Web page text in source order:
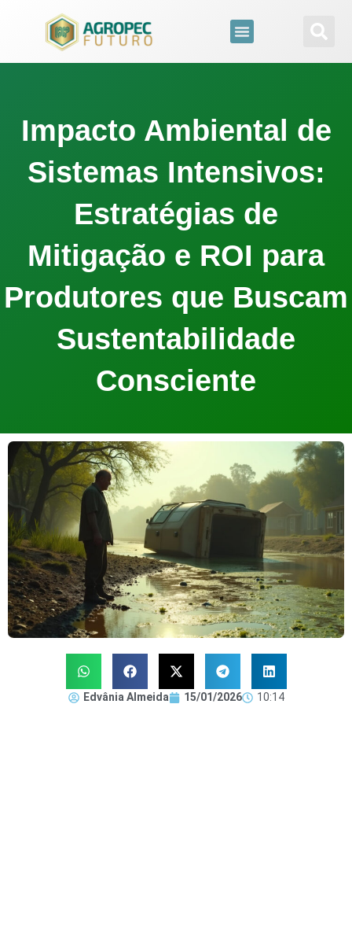
conteúdo
Impacto Ambiental de
Sistemas Intensivos:
Estratégias de
Mitigação e ROI para
Produtores que Buscam
Sustentabilidade
Consciente
Edvânia Almeida 15/01/2026 10:14